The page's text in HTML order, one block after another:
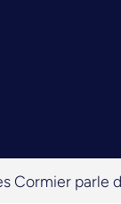
Cormier parle